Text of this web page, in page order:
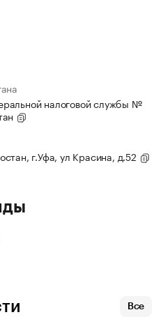
налоговой службы №
г.Уфа, ул Красина, д.52
Все